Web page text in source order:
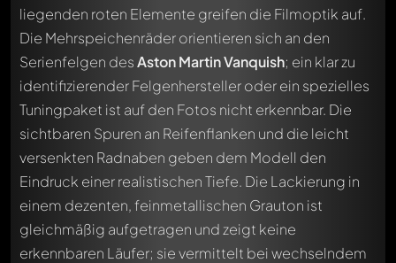
liegenden roten Elemente greifen die Filmoptik auf.
Die Mehrspeichenräder orientieren sich an den
Serienfelgen desAston Martin Vanquish; ein klar zu
identifizierender Felgenhersteller oder ein spezielles
Tuningpaket ist auf den Fotos nicht erkennbar. Die
sichtbaren Spuren an Reifenflanken und die leicht
versenkten Radnaben geben dem Modell den
Eindruck einer realistischen Tiefe. Die Lackierung in
einem dezenten, feinmetallischen Grauton ist
gleichmäßig aufgetragen und zeigt keine
erkennbaren Läufer; sie vermittelt bei wechselndem